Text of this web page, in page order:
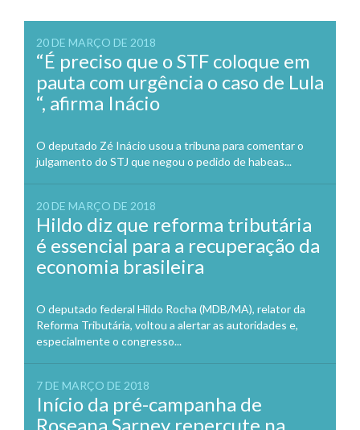
20 DE MARÇO DE 2018
“É preciso que o STF coloque em
pauta com urgência o caso de Lula
“, afirma Inácio
O deputado Zé Inácio usou a tribuna para comentar o
julgamento do STJ que negou o pedido de habeas...
20 DE MARÇO DE 2018
Hildo diz que reforma tributária
é essencial para a recuperação da
economia brasileira
O deputado federal Hildo Rocha (MDB/MA), relator da
Reforma Tributária, voltou a alertar as autoridades e,
especialmente o congresso...
7 DE MARÇO DE 2018
Início da pré-campanha de
Roseana Sarney repercute na